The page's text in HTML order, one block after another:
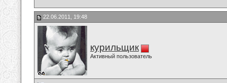
22.06.2011, 19:48
курильщик
Активный пользователь